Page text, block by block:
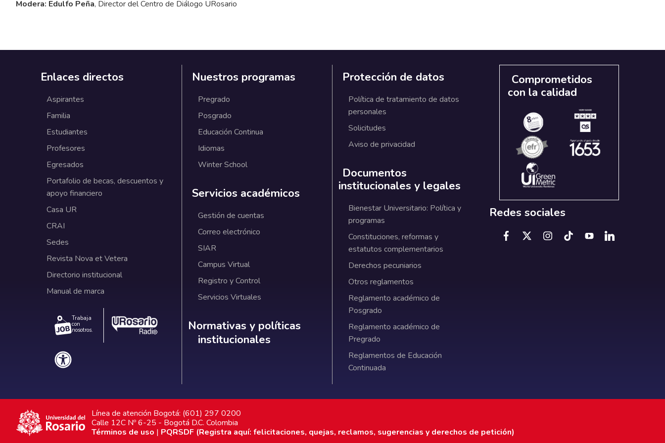
Modera: Edulfo Peña, Director del Centro de Diálogo URosario
Enlaces directos
Aspirantes
Familia
Estudiantes
Profesores
Egresados
Portafolio de becas, descuentos y
apoyo financiero
Casa UR
CRAI
Sedes
Revista Nova et Vetera
Directorio institucional
Manual de marca
Trabaja
con
nosotros.
Nuestros programas
Pregrado
Posgrado
Educación Continua
Idiomas
Winter School
Servicios académicos
Gestión de cuentas
Correo electrónico
SIAR
Campus Virtual
Registro y Control
Servicios Virtuales
Normativas y políticas institucionales
Normativas y políticas
institucionales
Protección de datos
Política de tratamiento de datos
personales
Solicitudes
Aviso de privacidad
Documentos
institucionales y legales
Bienestar Universitario: Política y
programas
Constituciones, reformas y
estatutos complementarios
Derechos pecuniarios
Otros reglamentos
Reglamento académico de
Posgrado
Reglamento académico de
Pregrado
Reglamentos de Educación
Continuada
Comprometidos
con la calidad
Redes sociales
Línea de atención Bogotá: (601) 297 0200
Calle 12C Nº 6-25 - Bogotá D.C. Colombia
Términos de uso | PQRSDF (Registra aquí: felicitaciones, quejas, reclamos, sugerencias y derechos de petición)